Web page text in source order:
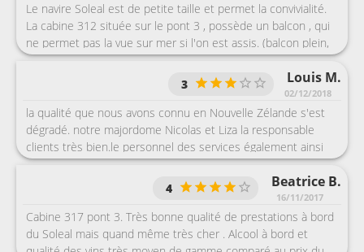
Le navire Soleal est de petite taille et permet la convivialité.
La cabine 312 située sur le pont 3 , possède un balcon , qui
ne permet pas la vue sur mer si l'on est assis. (balcon plein,
pas de vitrage). Le personnel est très avenant dans
l'ensemble. Climatisation très froide. Les spectacles
proposés sont très pauvres : juste de la danse. et un peu de
musique.
Louis M.
02/12/2018
3
la qualité que nous avons connu en Nouvelle Zélande s'est
dégradé. notre majordome Nicolas et Liza la responsable
clients très bien.le personnel des services également ainsi
que le commandant en second et l'hôtel manager. Avons été
très surpris et déçu de l'absence totale d'un membre
d'équipage lors de notre débarquement suite au problème
qu'il y a eu !!!
Beatrice B.
16/11/2017
4
Cabine 317 pont 3. Très bonne qualité de prestations à bord
du Soleal mais quand même très cher . Alcool à bord et